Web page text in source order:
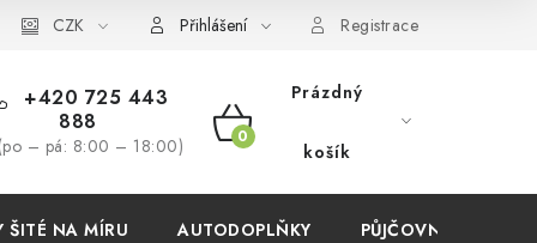
podmínky
CZK Přihlášení Registrace
+420 725 443
888
– pá: 8:00 – 18:00)
NÁKUPNÍ
Prázdný
košík
ŠITÉ NA MÍRU AUTODOPLŇKY PŮJČOVNA